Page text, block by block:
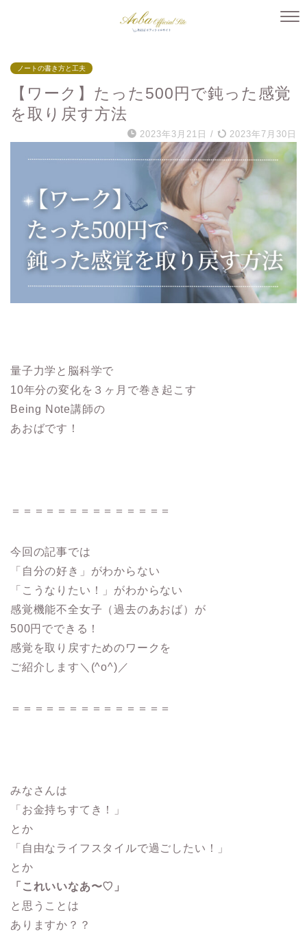
ノートの書き方と工夫
【ワーク】たった500円で鈍った感覚
を取り戻す方法
2023年3月21日 / 2023年7月30日
量子力学と脳科学で
10年分の変化を３ヶ月で巻き起こす
Being Note講師の
あおばです！
＝＝＝＝＝＝＝＝＝＝＝＝＝＝
今回の記事では
「自分の好き」がわからない
「こうなりたい！」がわからない
感覚機能不全女子（過去のあおば）が
500円でできる！
感覚を取り戻すためのワークを
ご紹介します＼(^o^)／
＝＝＝＝＝＝＝＝＝＝＝＝＝＝
みなさんは
「お金持ちすてき！」
とか
「自由なライフスタイルで過ごしたい！」
とか
「これいいなあ〜♡」
と思うことは
ありますか？？